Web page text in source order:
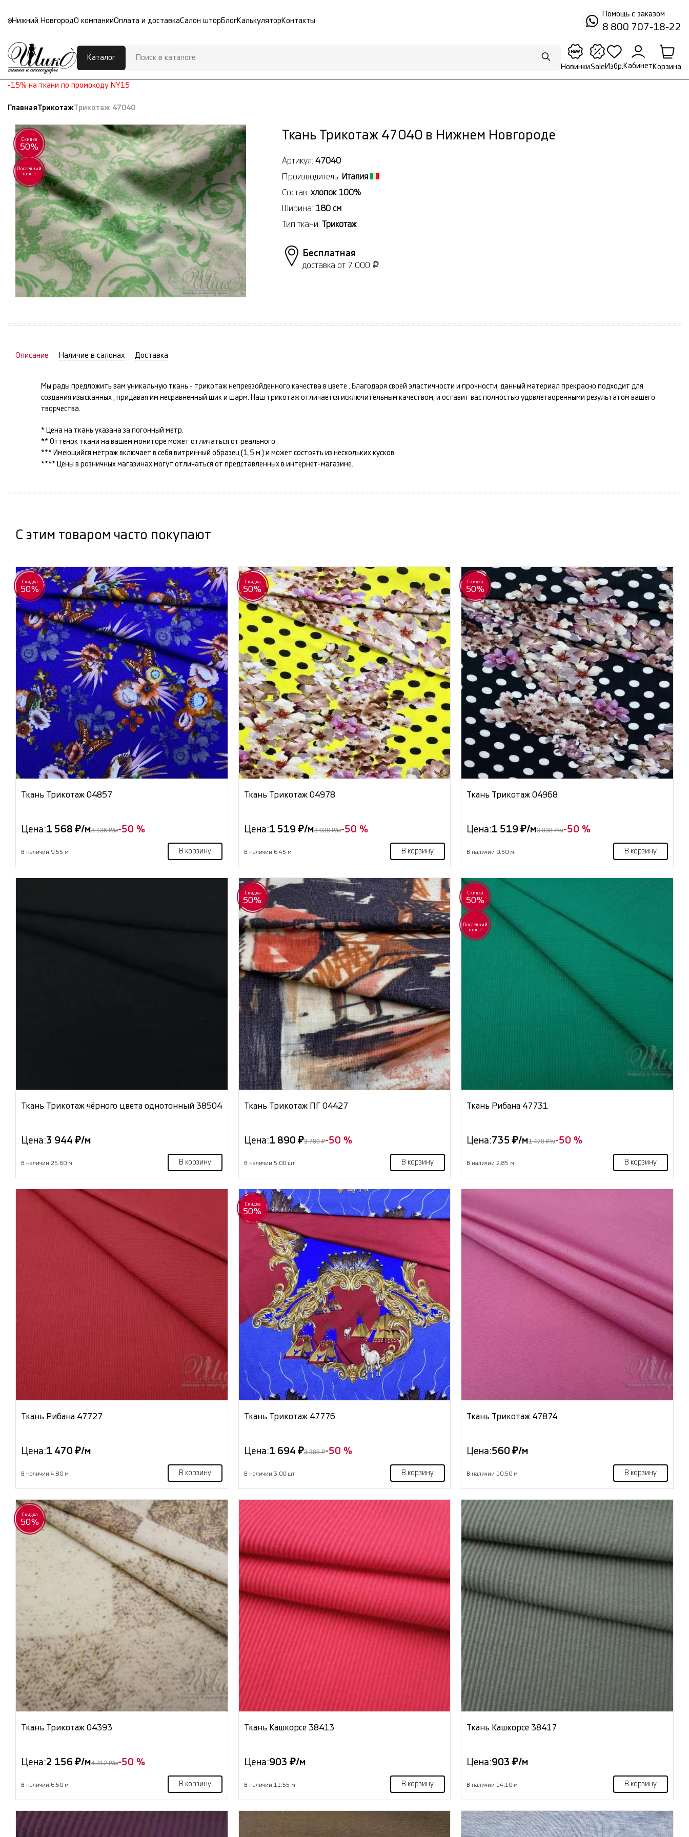
Нижний НовгородО компанииОплата и доставкаСалон штор БлогКалькулятор Контакты
Помощь с заказом
8 800 707-18-22
Каталог
НовинкиSale Избр. Кабинет Корзина
-15% на ткани по промокоду NY15
ГлавнаяТрикотажТрикотаж 47040
Скидка
50%
Последний
отрез!
Ткань Трикотаж 47040 в Нижнем Новгороде
Артикул: 47040
Производитель: Италия
Состав: хлопок 100%
Ширина: 180 см
Тип ткани: Трикотаж
Бесплатная
доставка от 7 000 Р
Описание Наличие в салонах Доставка
Мы рады предложить вам уникальную ткань - трикотаж непревзойденного качества в цвете . Благодаря своей эластичности и прочности, данный материал прекрасно подходит для
создания изысканных , придавая им несравненный шик и шарм. Наш трикотаж отличается исключительным качеством, и оставит вас полностью удовлетворенными результатом вашего
творчества.
* Цена на ткань указана за погонный метр.
** Оттенок ткани на вашем мониторе может отличаться от реального.
*** Имеющийся метраж включает в себя витринный образец (1,5 м.) и может состоять из нескольких кусков.
**** Цены в розничных магазинах могут отличаться от представленных в интернет-магазине.
С этим товаром часто покупают
Скидка
50%
Ткань Трикотаж 04857
Цена:1 568 ₽/м3 136 ₽/м-50 %
В наличии 9.55 м В корзину
Скидка
50%
Ткань Трикотаж 04978
Цена:1 519 ₽/м3 038 ₽/м-50 %
В наличии 6.45 м В корзину
Скидка
50%
Ткань Трикотаж 04968
Цена:1 519 ₽/м3 038 ₽/м-50 %
В наличии 9.50 м В корзину
Ткань Трикотаж чёрного цвета однотонный 38504
Цена:3 944 ₽/м
В наличии 25.60 м В корзину
Скидка
50%
Ткань Трикотаж ПГ 04427
Цена:1 890 ₽3 780 ₽-50 %
В наличии 5.00 шт В корзину
Скидка
50%
Последний
отрез!
Ткань Рибана 47731
Цена:735 ₽/м1 470 ₽/м-50 %
В наличии 2.85 м В корзину
Ткань Рибана 47727
Цена:1 470 ₽/м
В наличии 4.80 м В корзину
Скидка
50%
Ткань Трикотаж 47776
Цена:1 694 ₽3 388 ₽-50 %
В наличии 3.00 шт В корзину
Ткань Трикотаж 47874
Цена:560 ₽/м
В наличии 10.50 м В корзину
Скидка
50%
Ткань Трикотаж 04393
Цена:2 156 ₽/м4 312 ₽/м-50 %
В наличии 6.50 м В корзину
Ткань Кашкорсе 38413
Цена:903 ₽/м
В наличии 11.55 м В корзину
Ткань Кашкорсе 38417
Цена:903 ₽/м
В наличии 14.10 м В корзину